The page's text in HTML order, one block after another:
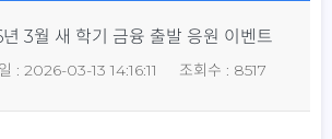
3월 새 학기 금융 출발 응원 이벤트
조회수 : 8517
: 2026-03-13 14:16:11